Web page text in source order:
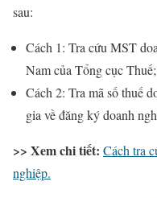
sau:
Cách 1: Tra cứu MST
Nam của Tổng cục Thuế;
Cách 2: Tra mã số thuế
gia về đăng ký doanh
>> Xem chi tiết: Cách tra
nghiệp.